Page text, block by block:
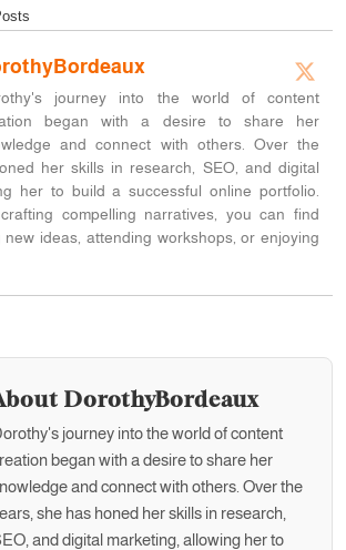
journey into the world of content
began with a desire to share her
and connect with others. Over the
her skills in research, SEO, and digital
her to build a successful online portfolio.
compelling narratives, you can find
new ideas, attending workshops, or enjoying
DorothyBordeaux
journey into the world of content
began with a desire to share her
and connect with others. Over the
she has honed her skills in research,
and digital marketing, allowing her to